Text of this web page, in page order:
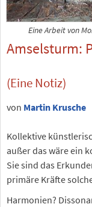
Eine Arbeit von
Amselsturm:
(Eine Notiz)
von Martin Krusche
Kollektive
außer das wäre ein
Sie sind das
primäre Kräfte
Harmonien?